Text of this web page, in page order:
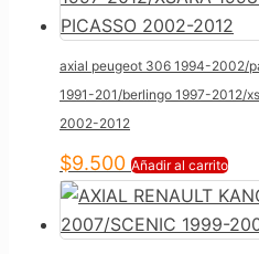
axial peugeot 306 1994-2002/
1991-201/berlingo 1997-2012/
2002-2012
$9.500 Añadir al carrito